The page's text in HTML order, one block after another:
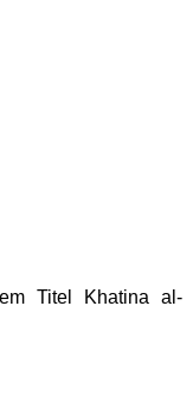
Titel Khatina al-